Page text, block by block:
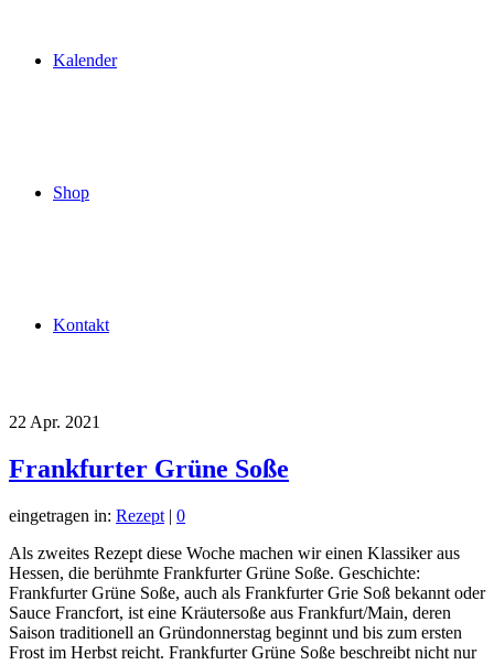
Kalender
Shop
Kontakt
22 Apr. 2021
Frankfurter Grüne Soße
eingetragen in: Rezept | 0
Als zweites Rezept diese Woche machen wir einen Klassiker aus
Hessen, die berühmte Frankfurter Grüne Soße. Geschichte:
Frankfurter Grüne Soße, auch als Frankfurter Grie Soß bekannt oder
Sauce Francfort, ist eine Kräutersoße aus Frankfurt/Main, deren
Saison traditionell an Gründonnerstag beginnt und bis zum ersten
Frost im Herbst reicht. Frankfurter Grüne Soße beschreibt nicht nur